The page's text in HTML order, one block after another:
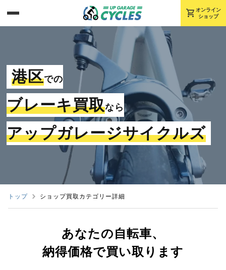
shopping_cart オンライン
ショップ
港区での
ブレーキ買取なら
アップガレージサイクルズ
トップ ショップ買取カテゴリー詳細
あなたの自転車、
納得価格で買い取ります